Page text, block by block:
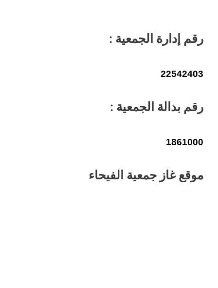
رقم إدارة الجمعية :
22542403
رقم بدالة الجمعية :
1861000
موقع غاز جمعية الفيحاء